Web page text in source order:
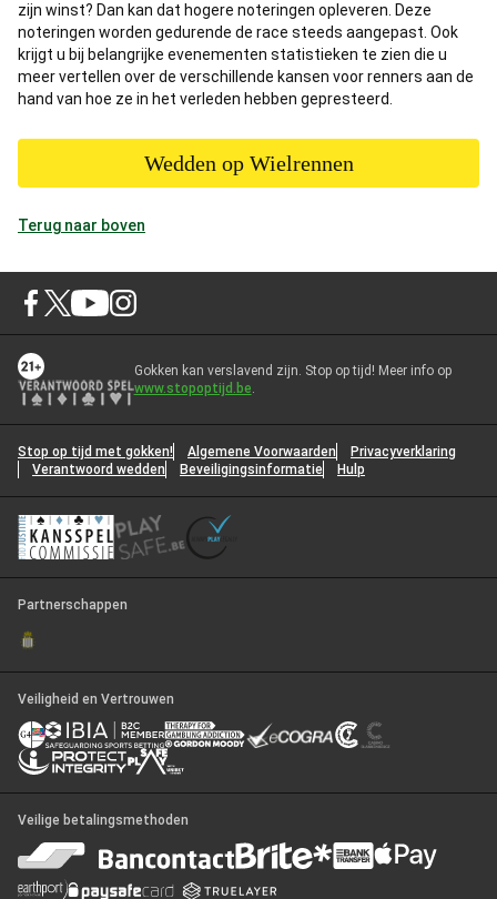
zijn winst? Dan kan dat hogere noteringen opleveren. Deze
noteringen worden gedurende de race steeds aangepast. Ook
krijgt u bij belangrijke evenementen statistieken te zien die u
meer vertellen over de verschillende kansen voor renners aan de
hand van hoe ze in het verleden hebben gepresteerd.
Wedden op Wielrennen
Terug naar boven
Gokken kan verslavend zijn. Stop op tijd! Meer info op
www.stopoptijd.be.
Stop op tijd met gokken! Algemene Voorwaarden
Privacyverklaring
Verantwoord wedden
Beveiligingsinformatie Hulp
Partnerschappen
Veiligheid en Vertrouwen
Veilige betalingsmethoden